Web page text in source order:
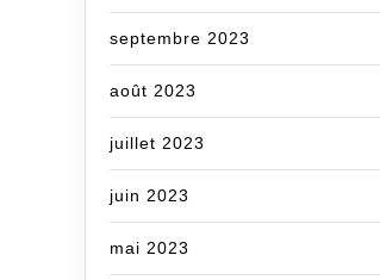
septembre 2023
août 2023
juillet 2023
juin 2023
mai 2023